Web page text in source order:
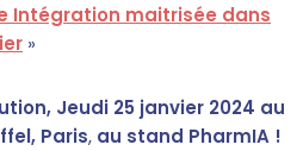
Intégration maitrisée dans
»
Jeudi 25 janvier 2024 au
Paris, au stand PharmIA !